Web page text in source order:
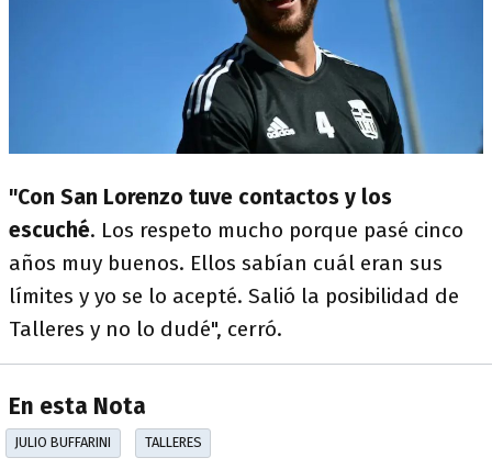
"Con San Lorenzo tuve contactos y los
escuché. Los respeto mucho porque pasé cinco
años muy buenos. Ellos sabían cuál eran sus
límites y yo se lo acepté. Salió la posibilidad de
Talleres y no lo dudé", cerró.
En esta Nota
JULIO BUFFARINI TALLERES